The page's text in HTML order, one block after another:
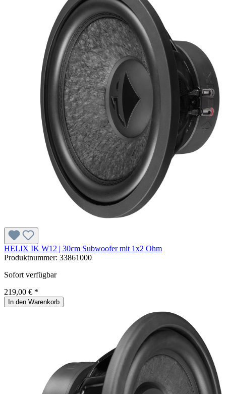
HELIX IK W12 | 30cm Subwoofer mit 1x2 Ohm
Produktnummer: 33861000
Sofort verfügbar
219,00 € *
In den Warenkorb